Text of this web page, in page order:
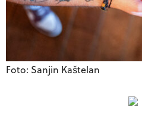
Foto: Sanjin Kaštelan